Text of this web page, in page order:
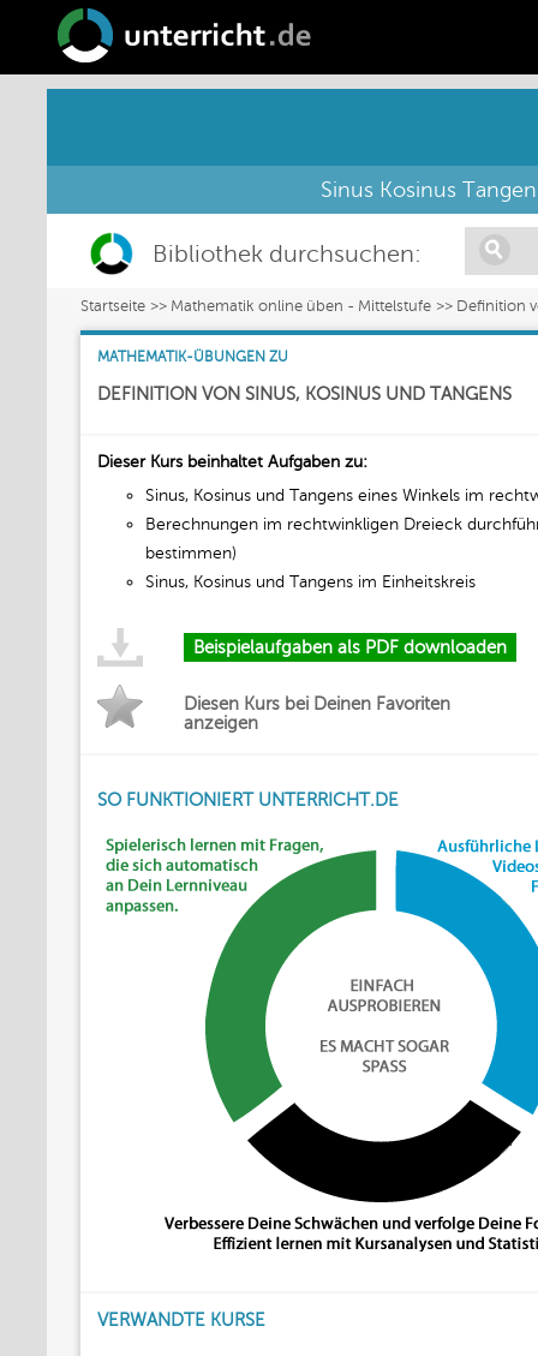
Sinus Kosinus
Bibliothek durchsuchen:
Startseite Mathematik online üben - Mittelstufe Definition
MATHEMATIK-ÜBUNGEN ZU
DEFINITION VON SINUS, KOSINUS UND TANGENS
Dieser Kurs beinhaltet Aufgaben zu:
Sinus, Kosinus und Tangens eines Winkels im
Berechnungen im rechtwinkligen Dreieck
bestimmen)
Sinus, Kosinus und Tangens im Einheitskreis
Beispielaufgaben als PDF downloaden
Diesen Kurs bei Deinen Favoriten
anzeigen
SO FUNKTIONIERT UNTERRICHT.DE
VERWANDTE KURSE